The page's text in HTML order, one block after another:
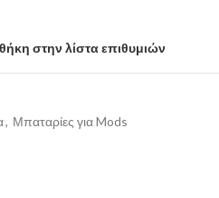
στην λίστα επιθυμιών
, Μπαταρίες για Mods